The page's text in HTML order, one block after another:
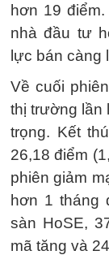
hơn 19
nhà đầu tư
lực bán càng
Về cuối
thị trường lần
trọng. Kết
26,18 điểm
phiên giảm
hơn 1 tháng
sàn HoSE,
mã tăng và